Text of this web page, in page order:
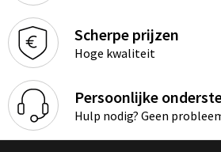
Scherpe prijzen
Hoge kwaliteit
Persoonlijke
Hulp nodig? Geen